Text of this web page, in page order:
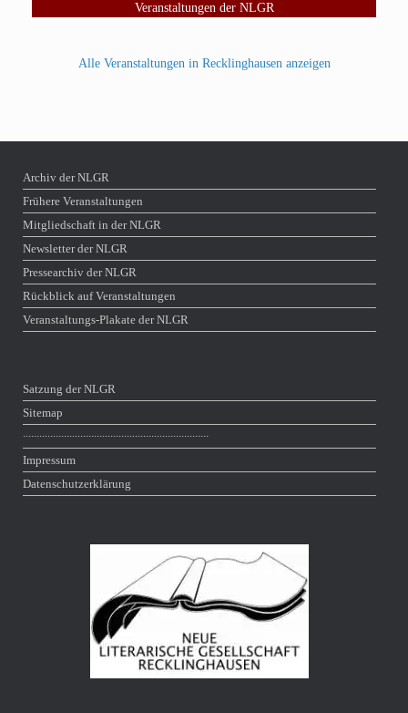
Veranstaltungen der NLGR
Alle Veranstaltungen in Recklinghausen anzeigen
Archiv der NLGR
Frühere Veranstaltungen
Mitgliedschaft in der NLGR
Newsletter der NLGR
Pressearchiv der NLGR
Rückblick auf Veranstaltungen
Veranstaltungs-Plakate der NLGR
Satzung der NLGR
Sitemap
∙∙∙∙∙∙∙∙∙∙∙∙∙∙∙∙∙∙∙∙∙∙∙∙∙∙∙∙∙∙∙∙∙∙∙∙∙∙∙∙∙∙∙∙∙∙∙∙∙∙∙∙∙∙∙∙∙∙∙∙∙∙∙∙∙∙∙∙
Impressum
Datenschutzerklärung